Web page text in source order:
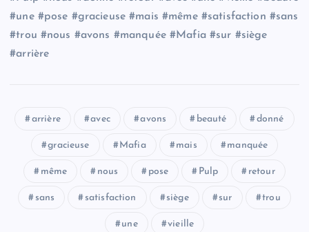
#une #pose #gracieuse #mais #même #satisfaction #sans
#trou #nous #avons #manquée #Mafia #sur #siège
#arrière
arrière avec avons beauté donné
gracieuse Mafia mais manquée
même nous pose Pulp retour
sans satisfaction siège sur trou
une vieille